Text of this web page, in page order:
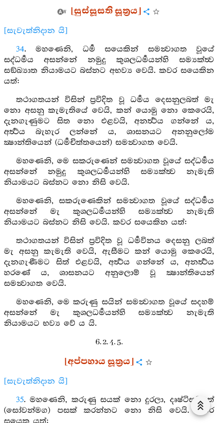
[සුස්සූසති සූත්‍රය]
[සැවැත්නිදාන යි]
34. මහණෙනි, ධර්‍ම සයෙකින් සමන්‍වාගත වූයේ
සද්ධර්‍මය අසන්නේ නමුදු කුශලධර්‍මයන්හි සම්‍යක්ත්‍ව
සඞ්ඛ්‍යාත නියාමයට බස්නට අභව්‍ය වෙයි. කවර සයෙකින
යත්:
තථාගතයන් විසින් ප්‍රවිදිත වූ ධර්‍මය දෙසනුලබත් මැ
නො අසනු කැමැතියේ වෙයි, කන් යොමු නො කෙරෙයි,
දැනගැණුමට සිත නො එළවයි, අනර්‍ත්‍ථය ගන්නේ ය,
අර්‍ත්‍ථය බැහැර ලන්නේ ය, ශාසනයට අනනුලෝම
ක්‍ෂාන්තියෙන් (ධර්‍මචිත්තයෙන්) සමන්‍වාගත වෙයි.
මහණෙනි, මෙ සකරුණෙන් සමන්‍වාගත වූයේ සද්ධර්‍මය
අසන්නේ නමුදු කුශලධර්‍මයන්හි සම්‍යක්ත්‍ව නැමැති
නියාමයට බස්නට නො නිසි වෙයි.
මහණෙනි, සකරුණෙකින් සමන්‍වාගත වූයේ සද්ධර්‍මය
අසන්නේ මැ කුශලධර්‍මයන්හි සම්‍යක්ත්‍ව නැමැති
නියාමයට බස්නට නිසි වෙයි. කවර සයෙකින යත්:
තථාගතයන් විසින් ප්‍රවිදිත වූ ධර්‍මවිනය දෙසනු ලබත්
මැ අසනු කැමැති වෙයි, ඇසීමට කන් යොමු කෙරෙයි,
දැනගැණීමට සිත් එළවයි, අර්‍ත්‍ථය ගන්නේ ය, අනර්‍ත්‍ථය
හරණේ ය, ශාසනයට අනුලොම් වූ ක්‍ෂාන්තියෙන්
සමන්‍වාගත වෙයි.
මහණෙනි, මෙ කරුණු සයින් සමන්‍වාගත වූයේ සදහම්
අසන්නේ මැ කුශලධර්‍මයන්හි සම්‍යක්ත්‍ව නැමැති
නියාමයට භව්‍ය වේ ය යි.
6. 2. 4. 5.
[අප්පහාය සූත්‍රය]
[සැවැත්නිදාන යි]
35. මහණෙනි, කරුණු සයක් නො දුරලා, දෘෂ්ටිසම්පත්
(සෝවන්මග) පසක් කරන්නට නො නිසි වෙයි. කවර